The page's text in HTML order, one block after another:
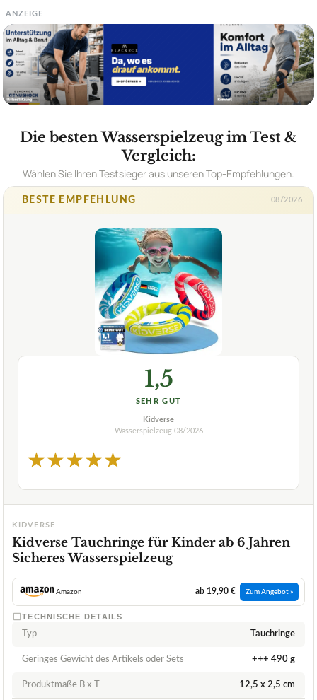
ANZEIGE
Die besten Wasserspielzeug im Test &
Vergleich:
Wählen Sie Ihren Testsieger aus unseren Top-Empfehlungen.
BESTE EMPFEHLUNG 08/2026
1,5
SEHR GUT
Kidverse
Wasserspielzeug 08/2026
★★★★★
KIDVERSE
Kidverse Tauchringe für Kinder ab 6 Jahren
Sicheres Wasserspielzeug
Amazon ab 19,90 € Zum Angebot »
TECHNISCHE DETAILS
Typ Tauchringe
Geringes Gewicht des Artikels oder Sets +++ 490 g
Produktmaße B x T 12,5 x 2,5 cm